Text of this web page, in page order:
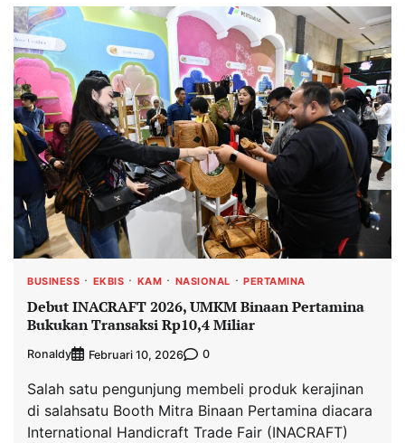
BUSINESS EKBIS KAM NASIONAL PERTAMINA
Debut INACRAFT 2026, UMKM Binaan Pertamina
Bukukan Transaksi Rp10,4 Miliar
Ronaldy Februari 10, 2026 0
Salah satu pengunjung membeli produk kerajinan
di salahsatu Booth Mitra Binaan Pertamina diacara
International Handicraft Trade Fair (INACRAFT)